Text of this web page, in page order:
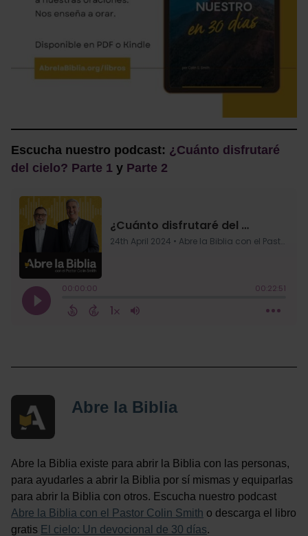
Escucha nuestro podcast: ¿Cuánto disfrutaré
del cielo? Parte 1 y Parte 2
Abre la Biblia
Abre la Biblia existe para abrir la Biblia con las personas,
para ayudarles a abrir la Biblia por sí mismas y equiparlas
para abrir la Biblia con otros. Escucha nuestro podcast
Abre la Biblia con el Pastor Colin Smith o descarga el libro
gratis El cielo: Un devocional de 30 días.